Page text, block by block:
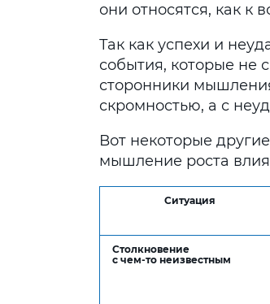
они относятся, как к
Так как успехи и
события, которые не
сторонники
скромностью, а с
Вот некоторые
мышление роста
Ситуация
Столкновение
с чем-то неизвестным